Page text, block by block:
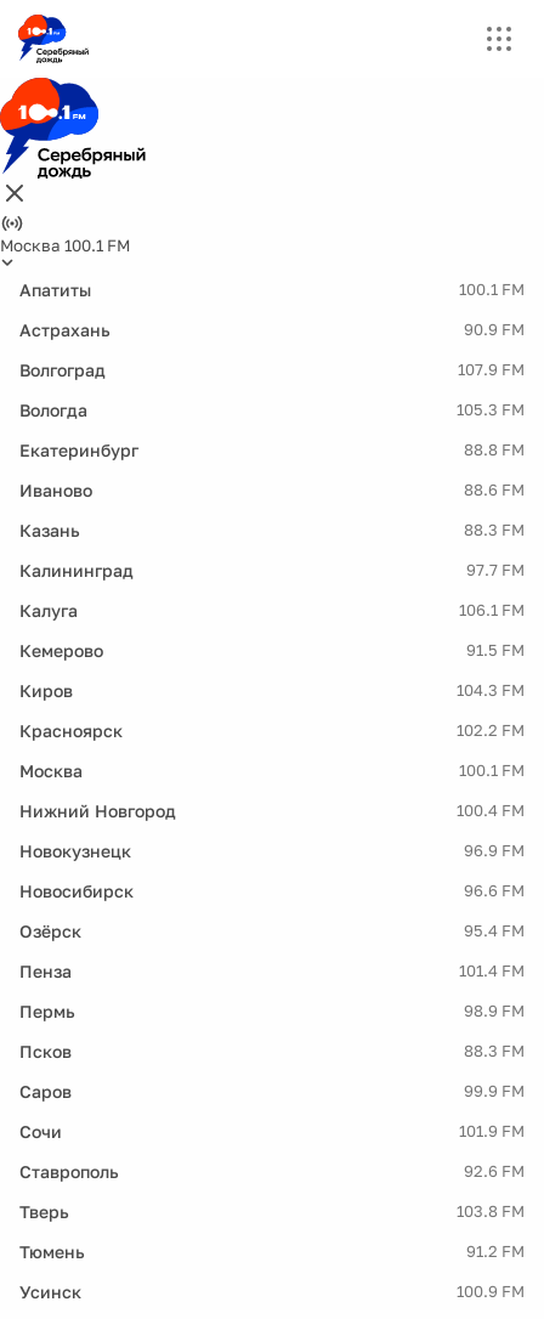
Москва 100.1 FM
Апатиты 100.1 FM
Астрахань 90.9 FM
Волгоград 107.9 FM
Вологда 105.3 FM
Екатеринбург 88.8 FM
Иваново 88.6 FM
Казань 88.3 FM
Калининград 97.7 FM
Калуга 106.1 FM
Кемерово 91.5 FM
Киров 104.3 FM
Красноярск 102.2 FM
Москва 100.1 FM
Нижний Новгород 100.4 FM
Новокузнецк 96.9 FM
Новосибирск 96.6 FM
Озёрск 95.4 FM
Пенза 101.4 FM
Пермь 98.9 FM
Псков 88.3 FM
Саров 99.9 FM
Сочи 101.9 FM
Ставрополь 92.6 FM
Тверь 103.8 FM
Тюмень 91.2 FM
Усинск 100.9 FM